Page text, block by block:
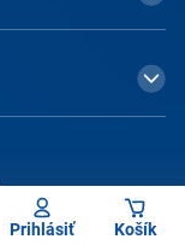
Prihlásiť Košík